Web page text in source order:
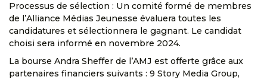
Processus de sélection : Un comité formé de membres
de l’Alliance Médias Jeunesse évaluera toutes les
candidatures et sélectionnera le gagnant. Le candidat
choisi sera informé en novembre 2024.
La bourse Andra Sheffer de l’AMJ est offerte grâce aux
partenaires financiers suivants : 9 Story Media Group,